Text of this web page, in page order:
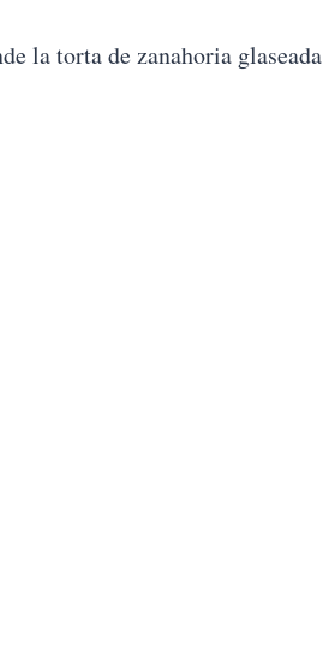
la torta de zanahoria glaseada